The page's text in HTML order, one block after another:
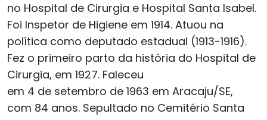
no Hospital de Cirurgia e Hospital Santa Isabel.
Foi Inspetor de Higiene em 1914. Atuou na
política como deputado estadual (1913-1916).
Fez o primeiro parto da história do Hospital de
Cirurgia, em 1927. Faleceu
em 4 de setembro de 1963 em Aracaju/SE,
com 84 anos. Sepultado no Cemitério Santa